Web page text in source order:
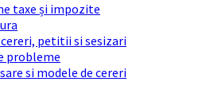
taxe și impozite
petitii si sesizari
probleme
si modele de cereri